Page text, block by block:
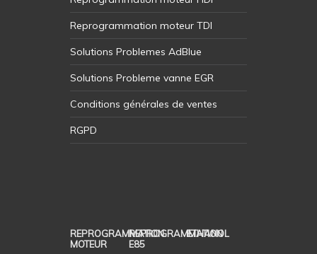
Reprogrammation moteur TDI
Solutions Problemes AdBlue
Solutions Probleme vanne EGR
Conditions générales de ventes
RGPD
REPROGRAMMATION
MOTEUR
REPROGRAMMATION
E85
ETHANOL